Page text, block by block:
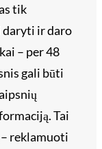
tik
daryti ir daro
– per 48
gali būti
Tai
reklamuoti